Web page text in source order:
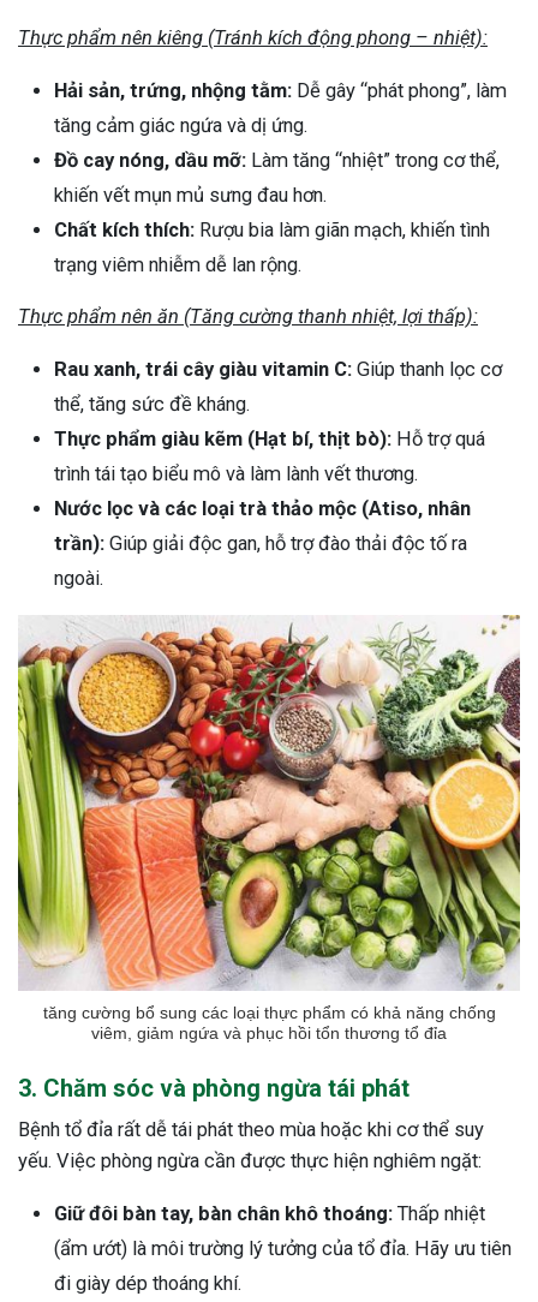
Thực phẩm nên kiêng (Tránh kích động phong – nhiệt):
Hải sản, trứng, nhộng tằm: Dễ gây “phát phong”, làm
tăng cảm giác ngứa và dị ứng.
Đồ cay nóng, dầu mỡ: Làm tăng “nhiệt” trong cơ thể,
khiến vết mụn mủ sưng đau hơn.
Chất kích thích: Rượu bia làm giãn mạch, khiến tình
trạng viêm nhiễm dễ lan rộng.
Thực phẩm nên ăn (Tăng cường thanh nhiệt, lợi thấp):
Rau xanh, trái cây giàu vitamin C: Giúp thanh lọc cơ
thể, tăng sức đề kháng.
Thực phẩm giàu kẽm (Hạt bí, thịt bò): Hỗ trợ quá
trình tái tạo biểu mô và làm lành vết thương.
Nước lọc và các loại trà thảo mộc (Atiso, nhân
trần): Giúp giải độc gan, hỗ trợ đào thải độc tố ra
ngoài.
tăng cường bổ sung các loại thực phẩm có khả năng chống
viêm, giảm ngứa và phục hồi tổn thương tổ đỉa
3. Chăm sóc và phòng ngừa tái phát
Bệnh tổ đỉa rất dễ tái phát theo mùa hoặc khi cơ thể suy
yếu. Việc phòng ngừa cần được thực hiện nghiêm ngặt:
Giữ đôi bàn tay, bàn chân khô thoáng: Thấp nhiệt
(ẩm ướt) là môi trường lý tưởng của tổ đỉa. Hãy ưu tiên
đi giày dép thoáng khí.